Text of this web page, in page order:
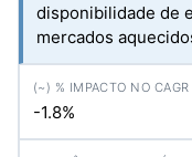
disponibilidade de
mercados
-1.8%